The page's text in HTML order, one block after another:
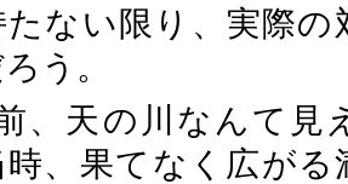
ない限り、実際の
う。
、天の川なんて見
時、果てなく広が